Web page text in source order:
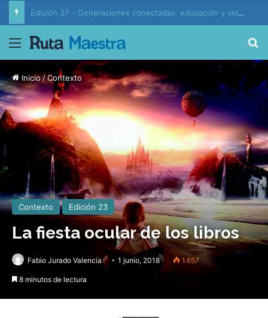
Edición 37 – Generaciones conectadas: educación y vida en la era de la IA
Menú
Inicio/Contexto
Contexto Edición 23
La fiesta ocular de los libros
Fabio Jurado Valencia 1 junio, 2018 1.657
8 minutos de lectura